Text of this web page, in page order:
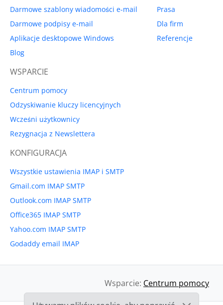
Darmowe szablony wiadomości e-mail
Darmowe podpisy e-mail
Aplikacje desktopowe Windows
Blog
Prasa
Dla firm
Referencje
WSPARCIE
Centrum pomocy
Odzyskiwanie kluczy licencyjnych
Wcześni użytkownicy
Rezygnacja z Newslettera
KONFIGURACJA
Wszystkie ustawienia IMAP i SMTP
Gmail.com IMAP SMTP
Outlook.com IMAP SMTP
Office365 IMAP SMTP
Yahoo.com IMAP SMTP
Godaddy email IMAP
Wsparcie: Centrum pomocy